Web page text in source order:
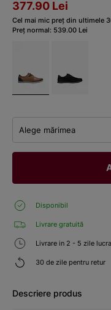
377.90 Lei
Cel mai mic preț din ultimele
Preț normal: 539.00 Lei
Alege mărimea
Disponibil
Livrare gratuită
Livrare in 2 - 5 zile
30 de zile pentru retur
Descriere produs